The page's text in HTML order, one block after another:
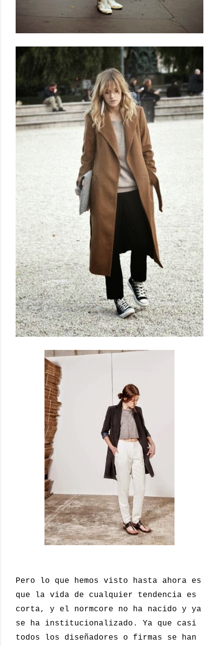
Pero lo que hemos visto hasta ahora es
que la vida de cualquier tendencia es
corta, y el normcore no ha nacido y ya
se ha institucionalizado. Ya que casi
todos los diseñadores o firmas se han